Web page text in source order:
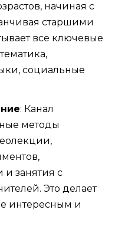
начиная с
старшими
все ключевые
социальные
: Канал
методы
и занятия с
Это делает
интересным и